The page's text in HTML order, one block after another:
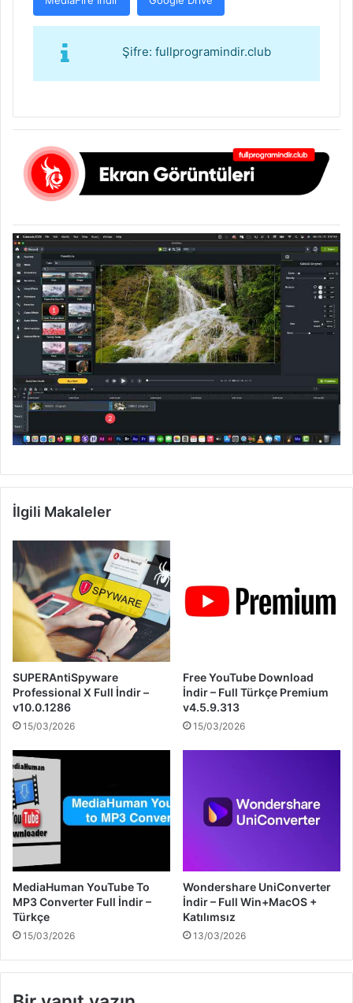
Şifre: fullprogramindir.club
İlgili Makaleler
SUPERAntiSpyware
Professional X Full İndir –
v10.0.1286
15/03/2026
Free YouTube Download
İndir – Full Türkçe Premium
v4.5.9.313
15/03/2026
MediaHuman YouTube To
MP3 Converter Full İndir –
Türkçe
15/03/2026
Wondershare UniConverter
İndir – Full Win+MacOS +
Katılımsız
13/03/2026